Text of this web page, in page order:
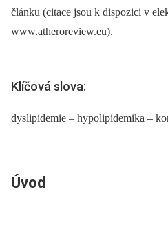
článku (citace jsou k dispozici v
www.atheroreview.eu).
Klíčová slova:
dyslipidemie – hypolipidemika –
Úvod